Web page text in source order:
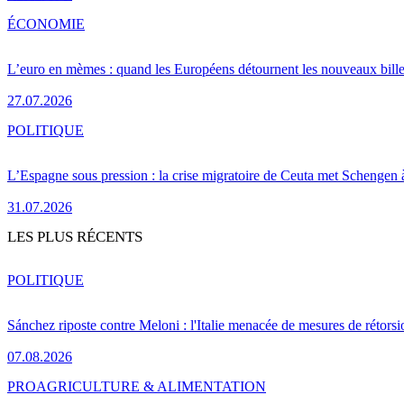
L’euro en mèmes : quand les Européens détournent les nouveaux
27.07.2026
ÉCONOMIE
L’Espagne sous pression : la crise migratoire de Ceuta met Schengen
31.07.2026
POLITIQUE
LES PLUS RÉCENTS
Sánchez riposte contre Meloni : l'Italie menacée de mesures de
07.08.2026
POLITIQUE
PROAGRICULTURE & ALIMENTATION